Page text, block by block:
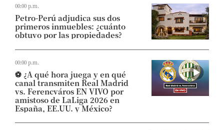
00:00 p.m.
Petro-Perú adjudica sus dos
primeros inmuebles: ¿cuánto
obtuvo por las propiedades?
00:00 p.m.
⚽​ ¿A qué hora juega y en qué
canal transmiten Real Madrid
vs. Ferencváros EN VIVO por
amistoso de LaLiga 2026 en
España, EE.UU. y México?